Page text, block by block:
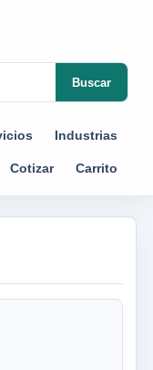
Buscar
Industrias
Cotizar Carrito